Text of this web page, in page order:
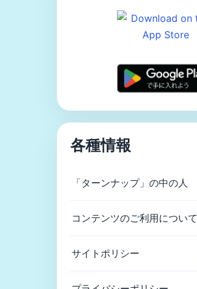
各種情報
「ターンナップ」の中の人
コンテンツのご利用について
サイトポリシー